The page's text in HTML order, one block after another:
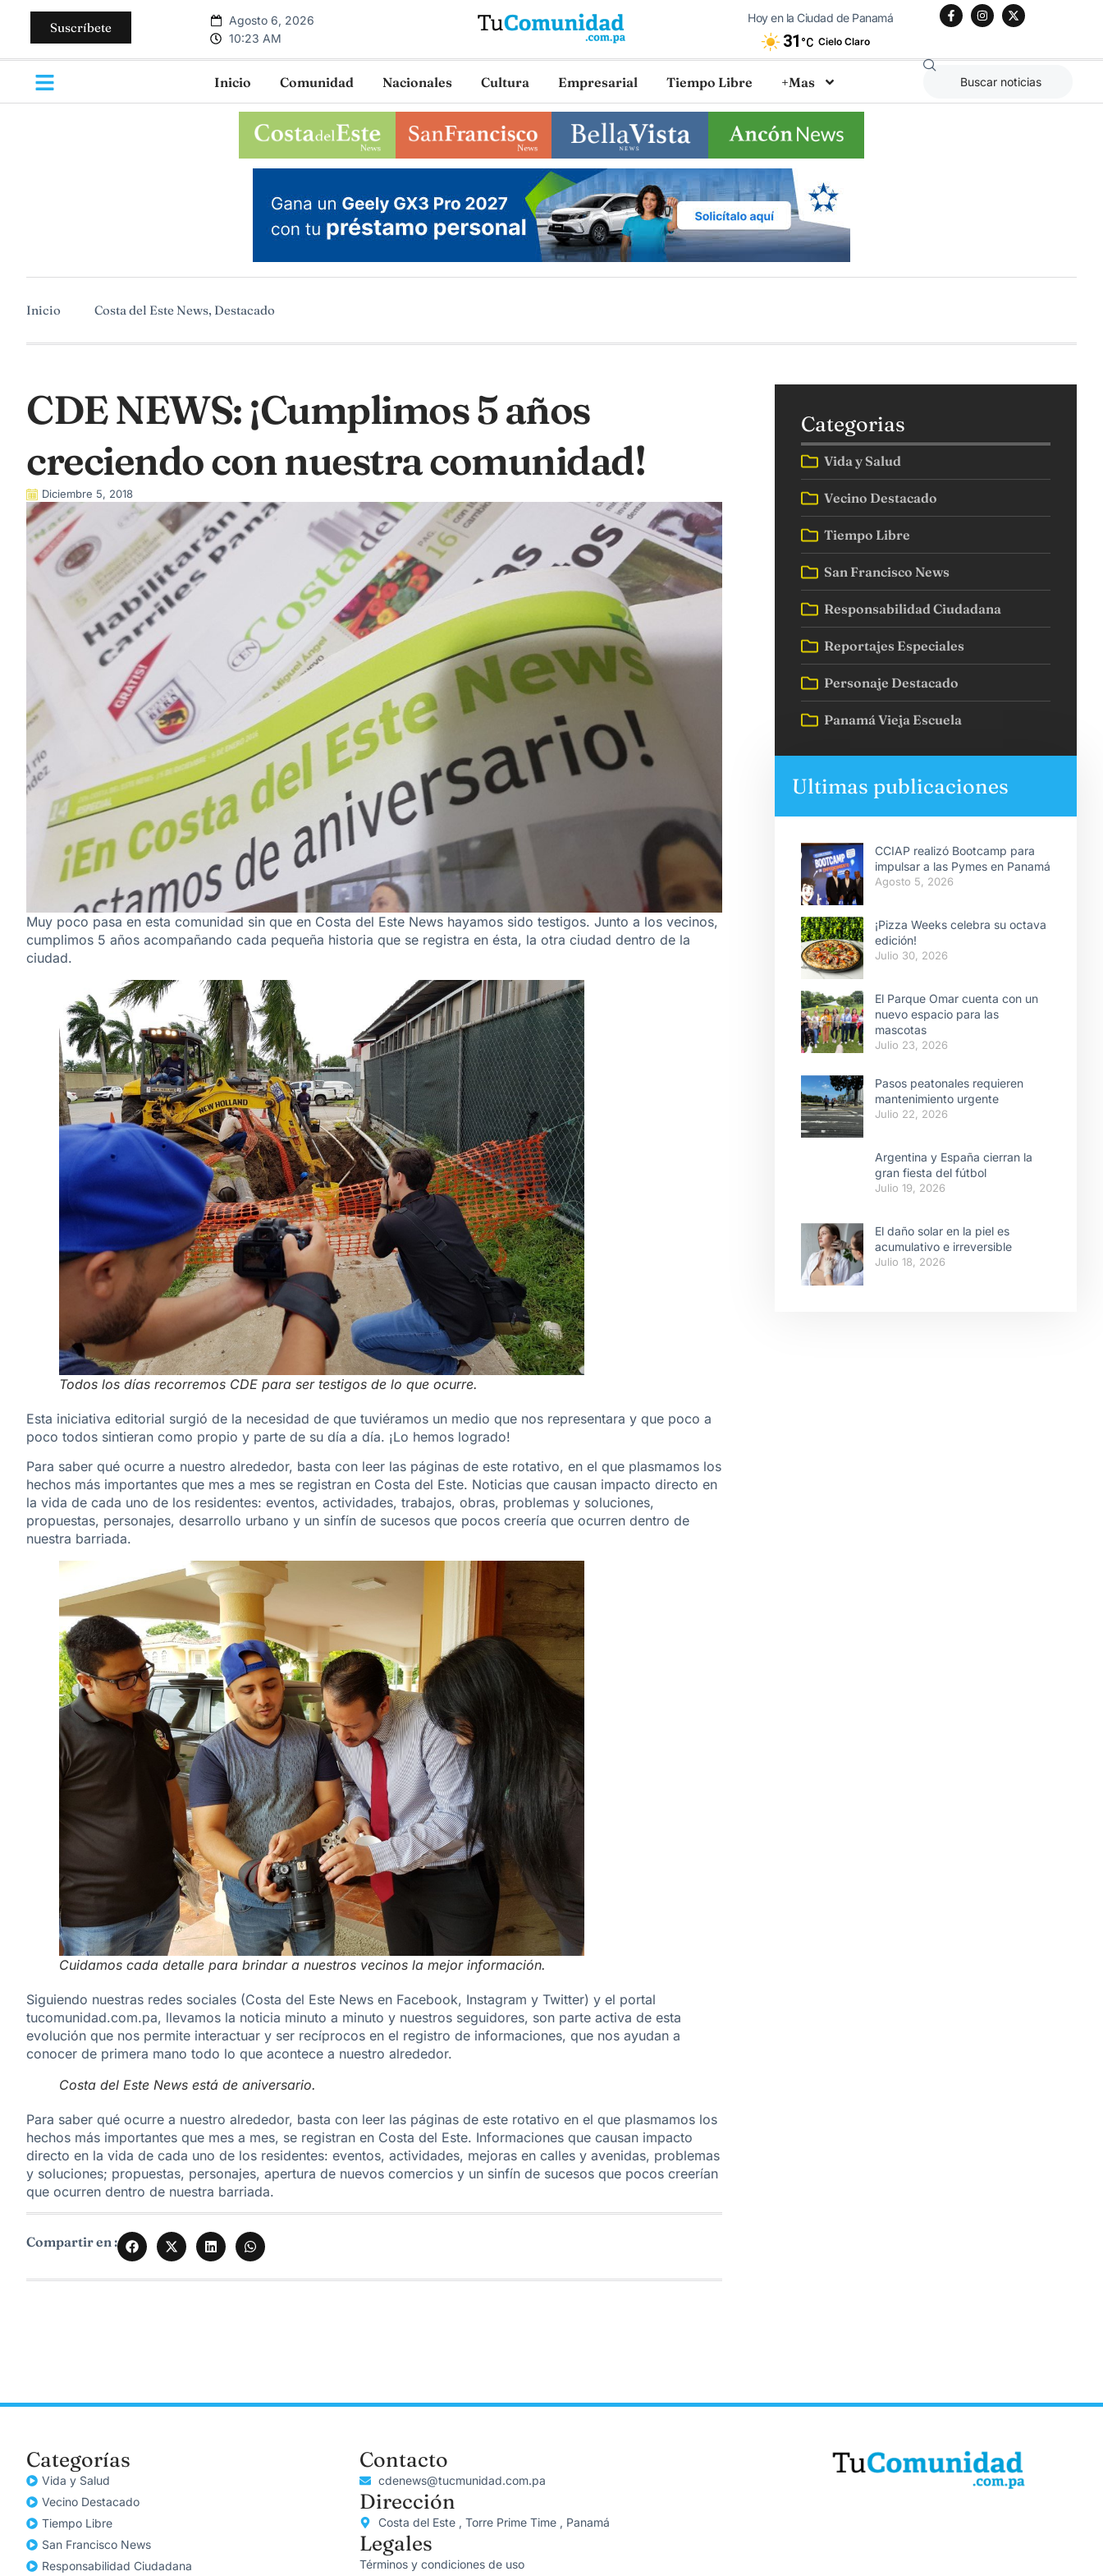
Suscríbete
Agosto 6, 2026
10:23 AM
Hoy en la Ciudad de Panamá
31 °C Cielo Claro
Inicio Comunidad Nacionales Cultura Empresarial Tiempo Libre +Mas
Inicio Costa del Este News, Destacado
CDE NEWS: ¡Cumplimos 5 años
creciendo con nuestra comunidad!
Diciembre 5, 2018
Muy poco pasa en esta comunidad sin que en Costa del Este News hayamos sido testigos. Junto a los vecinos,
cumplimos 5 años acompañando cada pequeña historia que se registra en ésta, la otra ciudad dentro de la
ciudad.
Todos los días recorremos CDE para ser testigos de lo que ocurre.
Esta iniciativa editorial surgió de la necesidad de que tuviéramos un medio que nos representara y que poco a
poco todos sintieran como propio y parte de su día a día. ¡Lo hemos logrado!
Para saber qué ocurre a nuestro alrededor, basta con leer las páginas de este rotativo, en el que plasmamos los
hechos más importantes que mes a mes se registran en Costa del Este. Noticias que causan impacto directo en
la vida de cada uno de los residentes: eventos, actividades, trabajos, obras, problemas y soluciones,
propuestas, personajes, desarrollo urbano y un sinfín de sucesos que pocos creería que ocurren dentro de
nuestra barriada.
Cuidamos cada detalle para brindar a nuestros vecinos la mejor información.
Siguiendo nuestras redes sociales (Costa del Este News en Facebook, Instagram y Twitter) y el portal
tucomunidad.com.pa, llevamos la noticia minuto a minuto y nuestros seguidores, son parte activa de esta
evolución que nos permite interactuar y ser recíprocos en el registro de informaciones, que nos ayudan a
conocer de primera mano todo lo que acontece a nuestro alrededor.
Costa del Este News está de aniversario.
Para saber qué ocurre a nuestro alrededor, basta con leer las páginas de este rotativo en el que plasmamos los
hechos más importantes que mes a mes, se registran en Costa del Este. Informaciones que causan impacto
directo en la vida de cada uno de los residentes: eventos, actividades, mejoras en calles y avenidas, problemas
y soluciones; propuestas, personajes, apertura de nuevos comercios y un sinfín de sucesos que pocos creerían
que ocurren dentro de nuestra barriada.
Compartir en :
Categorias
Vida y Salud
Vecino Destacado
Tiempo Libre
San Francisco News
Responsabilidad Ciudadana
Reportajes Especiales
Personaje Destacado
Panamá Vieja Escuela
Ultimas publicaciones
CCIAP realizó Bootcamp para
impulsar a las Pymes en Panamá
Agosto 5, 2026
¡Pizza Weeks celebra su octava
edición!
Julio 30, 2026
El Parque Omar cuenta con un
nuevo espacio para las
mascotas
Julio 23, 2026
Pasos peatonales requieren
mantenimiento urgente
Julio 22, 2026
Argentina y España cierran la
gran fiesta del fútbol
Julio 19, 2026
El daño solar en la piel es
acumulativo e irreversible
Julio 18, 2026
Categorías
Vida y Salud
Vecino Destacado
Tiempo Libre
San Francisco News
Responsabilidad Ciudadana
Contacto
cdenews@tucmunidad.com.pa
Dirección
Costa del Este , Torre Prime Time , Panamá
Legales
Términos y condiciones de uso